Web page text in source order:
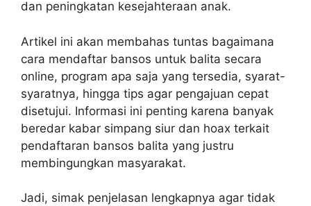
dan peningkatan kesejahteraan anak.
Artikel ini akan membahas tuntas bagaimana
cara mendaftar bansos untuk balita secara
online, program apa saja yang tersedia, syarat-
syaratnya, hingga tips agar pengajuan cepat
disetujui. Informasi ini penting karena banyak
beredar kabar simpang siur dan hoax terkait
pendaftaran bansos balita yang justru
membingungkan masyarakat.
Jadi, simak penjelasan lengkapnya agar tidak